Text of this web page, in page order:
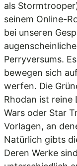
als
seinem Online-
bei unseren
Perryversums.
bewegen sich
werfen. Die
Rhodan ist reine
Wars oder Star
Vorlagen, an
Natürlich gibts
Deren Werke